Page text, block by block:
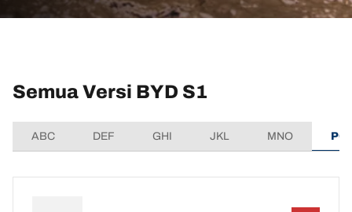
Semua Versi BYD S1
ABC DEF GHI JKL MNO